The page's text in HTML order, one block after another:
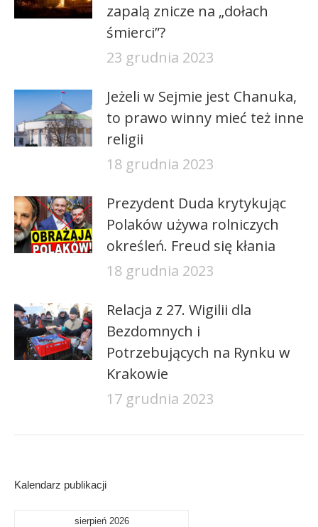
zapalą znicze na „dołach
śmierci”?
23 grudnia 2023
Jeżeli w Sejmie jest Chanuka,
to prawo winny mieć też inne
religii
18 grudnia 2023
Prezydent Duda krytykując
Polaków używa rolniczych
określeń. Freud się kłania
18 grudnia 2023
Relacja z 27. Wigilii dla
Bezdomnych i
Potrzebujących na Rynku w
Krakowie
17 grudnia 2023
Kalendarz publikacji
sierpień 2026